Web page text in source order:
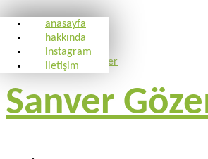
anasayfa
hakkında
instagram
iletişim
Sanver